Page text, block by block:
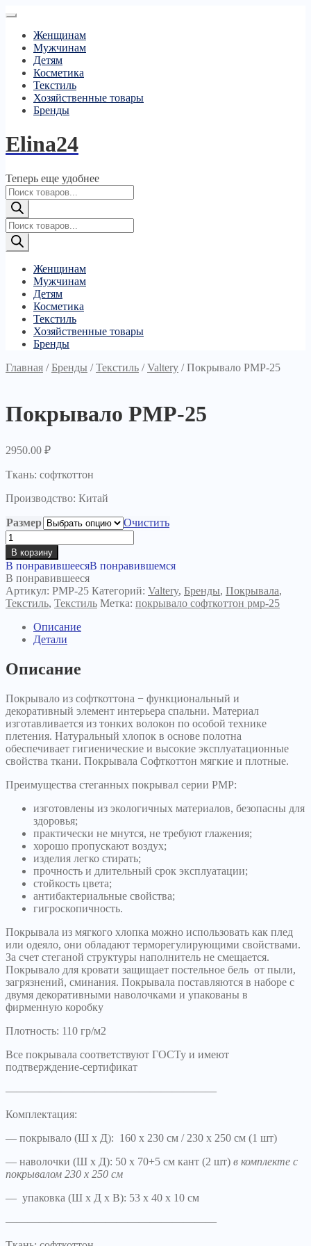
Женщинам
Мужчинам
Детям
Косметика
Текстиль
Хозяйственные товары
Бренды
Elina24
Теперь еще удобнее
Поиск
товаров
Поиск
товаров
Женщинам
Мужчинам
Детям
Косметика
Текстиль
Хозяйственные товары
Бренды
Главная /Бренды /Текстиль /Valtery /Покрывало PМР-25
Покрывало PМР-25
2950.00 ₽
Ткань: софткоттон
Производство: Китай
Размер
Очистить
Количество
товара
Покрывало
PМР-25
В корзину
В понравившеесяВ понравившемся
В понравившееся
Артикул: РМР-25 Категорий: Valtery, Бренды, Покрывала,
Текстиль, Текстиль Метка: покрывало софткоттон рмр-25
Описание
Детали
Описание
Покрывало из софткоттона − функциональный и
декоративный элемент интерьера спальни. Материал
изготавливается из тонких волокон по особой технике
плетения. Натуральный хлопок в основе полотна
обеспечивает гигиенические и высокие эксплуатационные
свойства ткани. Покрывала Софткоттон мягкие и плотные.
Преимущества стеганных покрывал серии PMP:
изготовлены из экологичных материалов, безопасны для
здоровья;
практически не мнутся, не требуют глажения;
хорошо пропускают воздух;
изделия легко стирать;
прочность и длительный срок эксплуатации;
стойкость цвета;
антибактериальные свойства;
гигроскопичность.
Покрывала из мягкого хлопка можно использовать как плед
или одеяло, они обладают терморегулирующими свойствами.
За счет стеганой структуры наполнитель не смещается.
Покрывало для кровати защищает постельное бель от пыли,
загрязнений, сминания. Покрывала поставляются в наборе с
двумя декоративными наволочками и упакованы в
фирменную коробку
Плотность: 110 гр/м2
Все покрывала соответствуют ГОСТу и имеют
подтверждение-сертификат
———————————————————
Комплектация:
— покрывало (Ш х Д): 160 х 230 см / 230 х 250 см (1 шт)
— наволочки (Ш х Д): 50 х 70+5 см кант (2 шт) в комплекте с
покрывалом 230 х 250 см
— упаковка (Ш х Д х В): 53 х 40 х 10 см
———————————————————